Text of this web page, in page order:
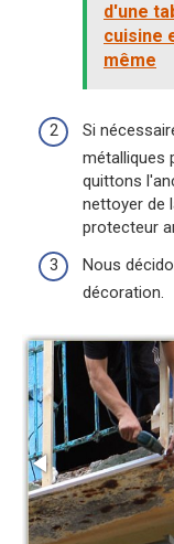
d'une
cuisine
même
Si
métalliques
quittons
nettoyer de
protecteur
Nous
décoration.